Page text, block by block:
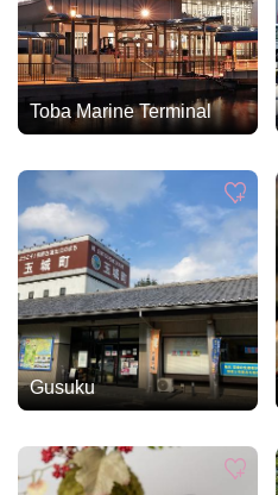
Toba Marine Terminal
Gusuku